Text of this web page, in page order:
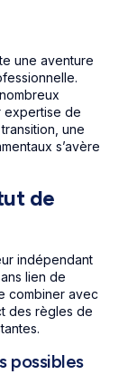
une aventure
expertise de
une
s’avère
de
indépendant
lien de
combiner avec
des règles de
possibles